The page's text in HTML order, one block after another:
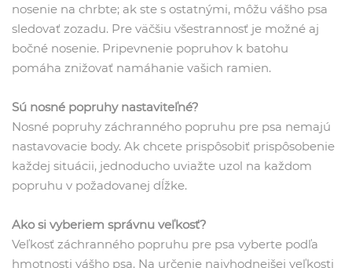
nosenie na chrbte; ak ste s ostatnými, môžu vášho psa
sledovať zozadu. Pre väčšiu všestrannosť je možné aj
bočné nosenie. Pripevnenie popruhov k batohu
pomáha znižovať namáhanie vašich ramien.
Sú nosné popruhy nastaviteľné?
Nosné popruhy záchranného popruhu pre psa nemajú
nastavovacie body. Ak chcete prispôsobiť prispôsobenie
každej situácii, jednoducho uviažte uzol na každom
popruhu v požadovanej dĺžke.
Ako si vyberiem správnu veľkosť?
Veľkosť záchranného popruhu pre psa vyberte podľa
hmotnosti vášho psa. Na určenie najvhodnejšej veľkosti